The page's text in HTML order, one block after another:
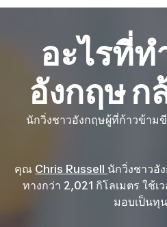
อะไรที่ท
อังกฤษ ก
นักวิ่งชาวอังกฤษผู้ที่ก้าวข้าม
คุณ Chris Russell นักวิ่งชาวอั
ทางกว่า 2,021 กิโลเมตร ใช้
มอบเป็นทุ